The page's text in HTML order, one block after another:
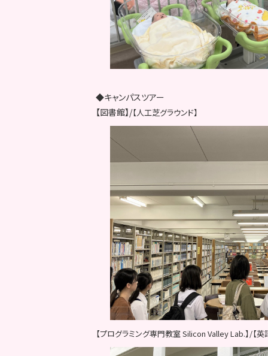
◆キャンパスツアー
【図書館】/【人工芝グラウンド】
【プログラミング専門教室 Silicon Valley Lab.】/【